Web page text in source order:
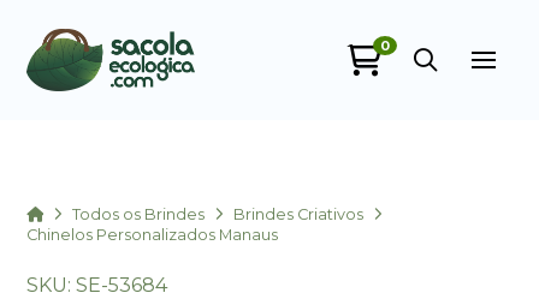
0
HomeTodos os Brindes
Brindes Criativos
Chinelos Personalizados Manaus
SKU: SE-53684